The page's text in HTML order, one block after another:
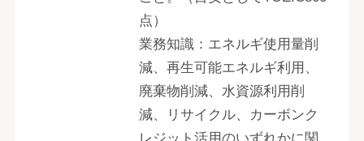
点）
業務知識：エネルギ使用量削
減、再生可能エネルギ利用、
廃棄物削減、水資源利用削
減、リサイクル、カーボンク
レジット活用のいずれかに関